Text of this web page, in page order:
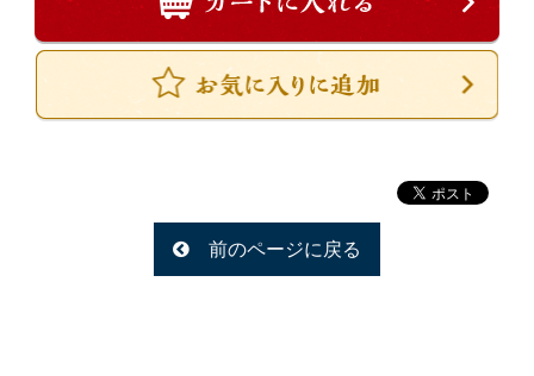
無料貸し出し
前のページに戻る